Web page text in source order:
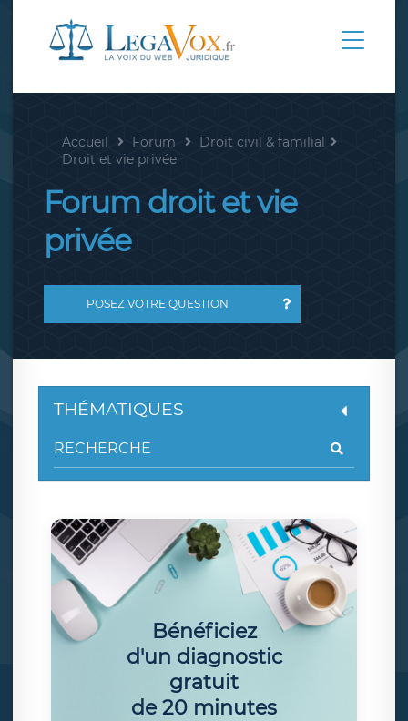
Accueil Forum
Droit civil & familial
Droit et vie privée
Forum droit et vie
privée
POSEZ VOTRE QUESTION
THÉMATIQUES
Bénéficiez
d'un diagnostic
gratuit
de 20 minutes